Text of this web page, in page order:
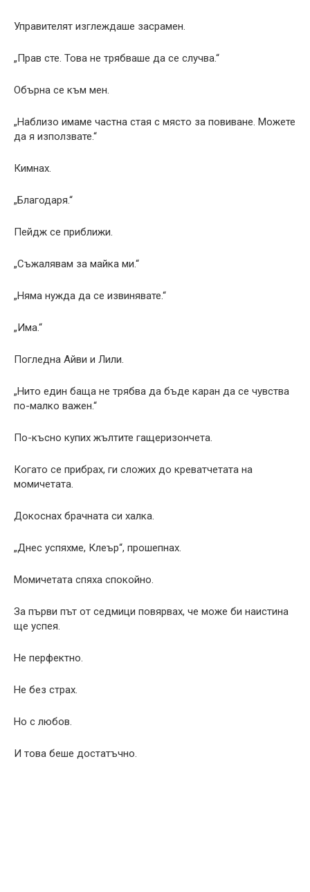
Управителят изглеждаше засрамен.
„Прав сте. Това не трябваше да се случва.“
Обърна се към мен.
„Наблизо имаме частна стая с място за повиване. Можете
да я използвате.“
Кимнах.
„Благодаря.“
Пейдж се приближи.
„Съжалявам за майка ми.“
„Няма нужда да се извинявате.“
„Има.“
Погледна Айви и Лили.
„Нито един баща не трябва да бъде каран да се чувства
по-малко важен.“
По-късно купих жълтите гащеризончета.
Когато се прибрах, ги сложих до креватчетата на
момичетата.
Докоснах брачната си халка.
„Днес успяхме, Клеър“, прошепнах.
Момичетата спяха спокойно.
За първи път от седмици повярвах, че може би наистина
ще успея.
Не перфектно.
Не без страх.
Но с любов.
И това беше достатъчно.